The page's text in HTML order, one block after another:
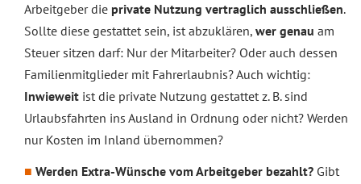
Arbeitgeber die private Nutzung vertraglich ausschließen.
Sollte diese gestattet sein, ist abzuklären, wer genau am
Steuer sitzen darf: Nur der Mitarbeiter? Oder auch dessen
Familienmitglieder mit Fahrerlaubnis? Auch wichtig:
Inwieweit ist die private Nutzung gestattet z. B. sind
Urlaubsfahrten ins Ausland in Ordnung oder nicht? Werden
nur Kosten im Inland übernommen?
Werden Extra-Wünsche vom Arbeitgeber bezahlt? Gibt